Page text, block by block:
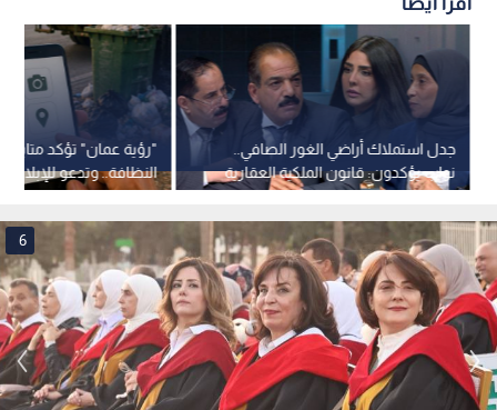
"رؤية عمان" تؤكد
النظافة.. وتدعو للإبلاغ
الرسمية
جدل استملاك أراضي الغور الصافي..
نواب يؤكدون: قانون الملكية العقارية
لا يشمل الاستملاكات السابقة..
فيديو
6